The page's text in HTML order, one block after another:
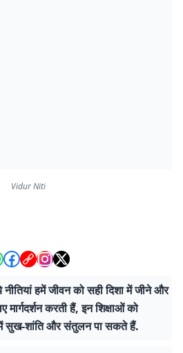
Vidur Niti
हमें जीवन को सही दिशा में जीने और
करती हैं, इन शिक्षाओं को
सुख-शांति और संतुलन पा सकते हैं.